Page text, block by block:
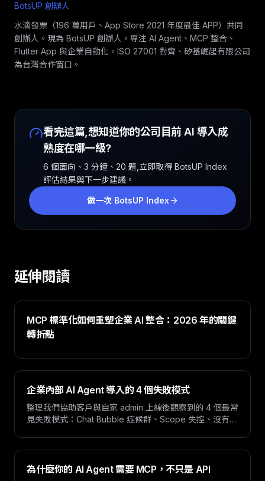
BotsUP 創辦人
水滴發票（196 萬用戶、App Store 2021 年度最佳 APP）共同
創辦人。現為 BotsUP 創辦人，專注 AI Agent、MCP 整合、
Flutter App 與企業自動化。ISO 27001 對齊、矽基崛起有限公司
為台灣合作窗口。
看完這篇,想知道你的公司目前 AI 導入成
熟度在哪一級?
6 個面向、3 分鐘、20 題,立即取得 BotsUP Index
評估結果與下一步建議。
做一次 BotsUP Index
延伸閱讀
MCP 標準化如何重塑企業 AI 整合：2026 年的關鍵
轉折點
企業內部 AI Agent 導入的 4 個失敗模式
整理我們協助客戶與自家 admin 上線後觀察到的 4 個最常
見失敗模式：Chat Bubble 症候群、Scope 失控、沒有
為什麼你的 AI Agent 需要 MCP，不只是 API